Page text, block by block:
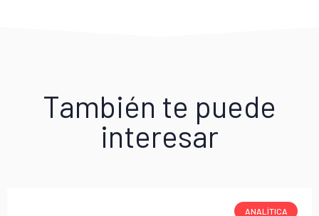
También te puede
interesar
ANALÍTICA